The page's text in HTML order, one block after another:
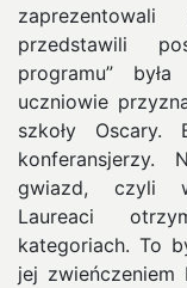
przedstawili
programu”
uczniowie
szkoły Oscary.
konferansjerzy.
gwiazd, czyli
Laureaci
kategoriach. To
jej zwieńczeniem